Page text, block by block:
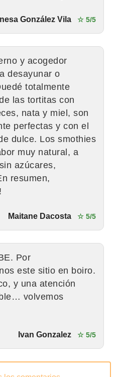
González Vila ☆ 5/5
y acogedor
desayunar o
totalmente
las tortitas con
nata y miel, son
perfectas y con el
dulce. Los smothies
muy natural, a
azúcares,
resumen,
Maitane Dacosta ☆ 5/5
Por
este sitio en boiro.
y una atención
volvemos
Ivan Gonzalez ☆ 5/5